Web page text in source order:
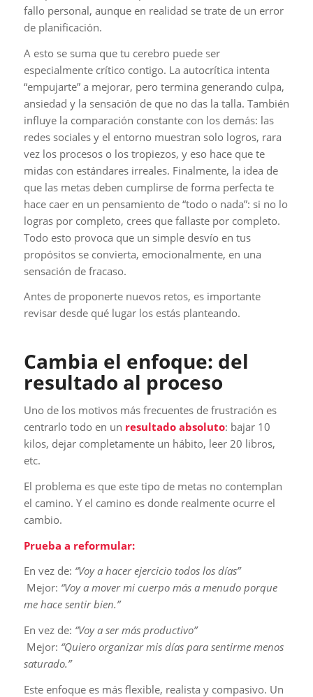
fallo personal, aunque en realidad se trate de un error
de planificación.
A esto se suma que tu cerebro puede ser
especialmente crítico contigo. La autocrítica intenta
“empujarte” a mejorar, pero termina generando culpa,
ansiedad y la sensación de que no das la talla. También
influye la comparación constante con los demás: las
redes sociales y el entorno muestran solo logros, rara
vez los procesos o los tropiezos, y eso hace que te
midas con estándares irreales. Finalmente, la idea de
que las metas deben cumplirse de forma perfecta te
hace caer en un pensamiento de “todo o nada”: si no lo
logras por completo, crees que fallaste por completo.
Todo esto provoca que un simple desvío en tus
propósitos se convierta, emocionalmente, en una
sensación de fracaso.
Antes de proponerte nuevos retos, es importante
revisar desde qué lugar los estás planteando.
Cambia el enfoque: del
resultado al proceso
Uno de los motivos más frecuentes de frustración es
centrarlo todo en un resultado absoluto: bajar 10
kilos, dejar completamente un hábito, leer 20 libros,
etc.
El problema es que este tipo de metas no contemplan
el camino. Y el camino es donde realmente ocurre el
cambio.
Prueba a reformular:
En vez de: “Voy a hacer ejercicio todos los días”
Mejor: “Voy a mover mi cuerpo más a menudo porque
me hace sentir bien.”
En vez de: “Voy a ser más productivo”
Mejor: “Quiero organizar mis días para sentirme menos
saturado.”
Este enfoque es más flexible, realista y compasivo. Un